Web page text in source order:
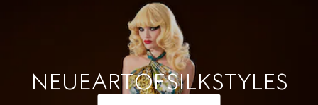
NEUE ART OF SILK STYLES